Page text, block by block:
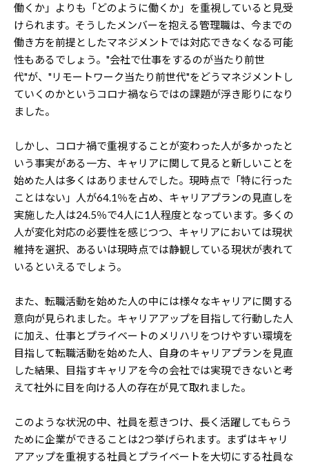
働くか」よりも「どのように働くか」を重視していると見受
けられます。そうしたメンバーを抱える管理職は、今までの
働き方を前提としたマネジメントでは対応できなくなる可能
性もあるでしょう。"会社で仕事をするのが当たり前世
代"が、"リモートワーク当たり前世代"をどうマネジメントし
ていくのかというコロナ禍ならではの課題が浮き彫りになり
ました。
しかし、コロナ禍で重視することが変わった人が多かったと
いう事実がある一方、キャリアに関して見ると新しいことを
始めた人は多くはありませんでした。現時点で「特に行った
ことはない」人が64.1％を占め、キャリアプランの見直しを
実施した人は24.5％で4人に1人程度となっています。多くの
人が変化対応の必要性を感じつつ、キャリアにおいては現状
維持を選択、あるいは現時点では静観している現状が表れて
いるといえるでしょう。
また、転職活動を始めた人の中には様々なキャリアに関する
意向が見られました。キャリアアップを目指して行動した人
に加え、仕事とプライベートのメリハリをつけやすい環境を
目指して転職活動を始めた人、自身のキャリアプランを見直
した結果、目指すキャリアを今の会社では実現できないと考
えて社外に目を向ける人の存在が見て取れました。
このような状況の中、社員を惹きつけ、長く活躍してもらう
ために企業ができることは2つ挙げられます。まずはキャリ
アアップを重視する社員とプライベートを大切にする社員な